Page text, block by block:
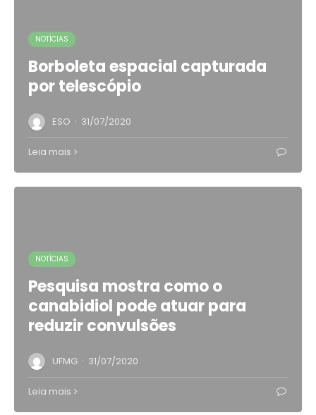
NOTÍCIAS
Borboleta espacial capturada
por telescópio
ESO · 31/07/2020
Leia mais
NOTÍCIAS
Pesquisa mostra como o
canabidiol pode atuar para
reduzir convulsões
UFMG · 31/07/2020
Leia mais